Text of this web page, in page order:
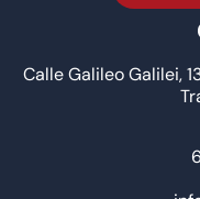
Calle Galileo Galilei,